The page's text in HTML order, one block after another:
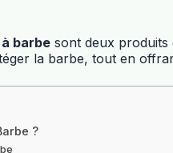
barbe sont deux produits
la barbe, tout en
?